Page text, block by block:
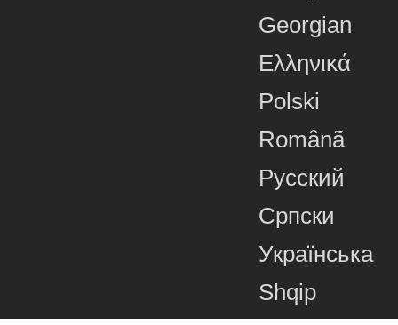
Georgian
Ελληνικά
Polski
Românã
Русский
Српски
Українська
Shqip